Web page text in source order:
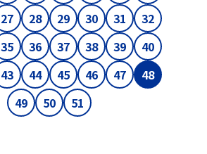
27 28 29 30 31
32
35 36 37 38 39
40
43 44 45 46 47
48
49
50 51